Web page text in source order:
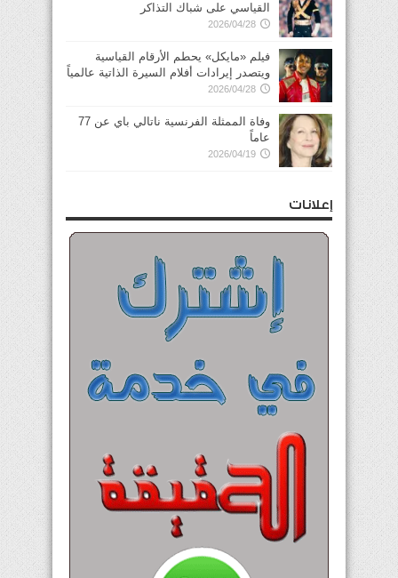
القياسي على شباك التذاكر
2026/04/28
فيلم «مايكل» يحطم الأرقام القياسية
ويتصدر إيرادات أفلام السيرة الذاتية عالمياً
2026/04/28
وفاة الممثلة الفرنسية ناتالي باي عن 77
عاماً
2026/04/19
إعلانات